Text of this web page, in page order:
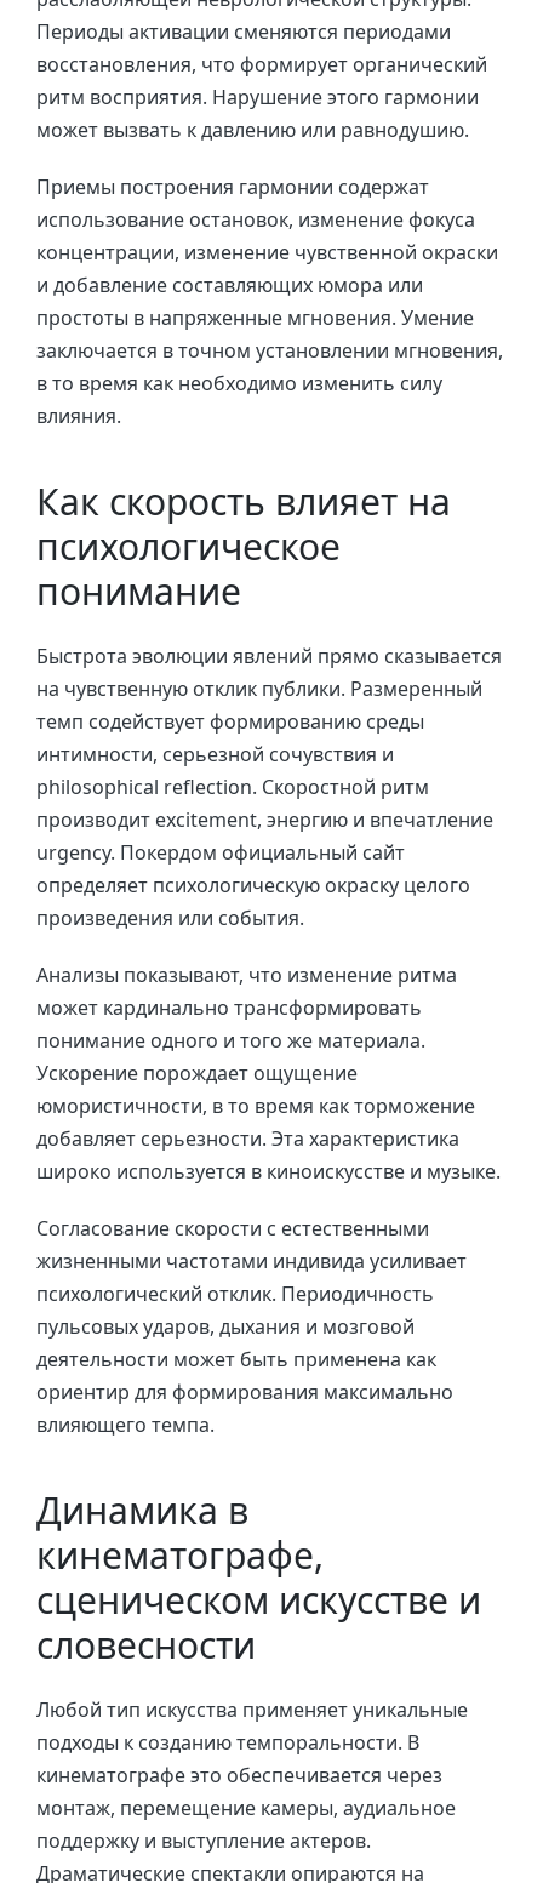
Периоды активации сменяются периодами
восстановления, что формирует органический
ритм восприятия. Нарушение этого гармонии
может вызвать к давлению или равнодушию.
Приемы построения гармонии содержат
использование остановок, изменение фокуса
концентрации, изменение чувственной окраски
и добавление составляющих юмора или
простоты в напряженные мгновения. Умение
заключается в точном установлении мгновения,
в то время как необходимо изменить силу
влияния.
Как скорость влияет на
психологическое
понимание
Быстрота эволюции явлений прямо сказывается
на чувственную отклик публики. Размеренный
темп содействует формированию среды
интимности, серьезной сочувствия и
philosophical reflection. Скоростной ритм
производит excitement, энергию и впечатление
urgency. Покердом официальный сайт
определяет психологическую окраску целого
произведения или события.
Анализы показывают, что изменение ритма
может кардинально трансформировать
понимание одного и того же материала.
Ускорение порождает ощущение
юмористичности, в то время как торможение
добавляет серьезности. Эта характеристика
широко используется в киноискусстве и музыке.
Согласование скорости с естественными
жизненными частотами индивида усиливает
психологический отклик. Периодичность
пульсовых ударов, дыхания и мозговой
деятельности может быть применена как
ориентир для формирования максимально
влияющего темпа.
Динамика в
кинематографе,
сценическом искусстве и
словесности
Любой тип искусства применяет уникальные
подходы к созданию темпоральности. В
кинематографе это обеспечивается через
монтаж, перемещение камеры, аудиальное
поддержку и выступление актеров.
Драматические спектакли опираются на